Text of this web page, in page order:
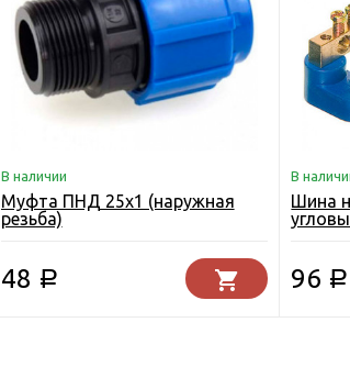
В наличии
Муфта ПНД 25х1 (наружная
резьба)
48 Р
В
Шина
96 Р